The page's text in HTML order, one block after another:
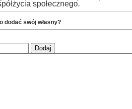
społecznego.
dodać swój własny?